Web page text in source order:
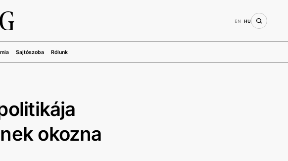
EN HU
Sajtószoba Rólunk
okozna